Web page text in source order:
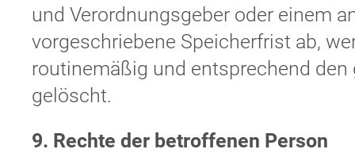
und Verordnungsgeber oder einem
vorgeschriebene Speicherfrist ab,
routinemäßig und entsprechend
gelöscht.
9. Rechte der betroffenen Person